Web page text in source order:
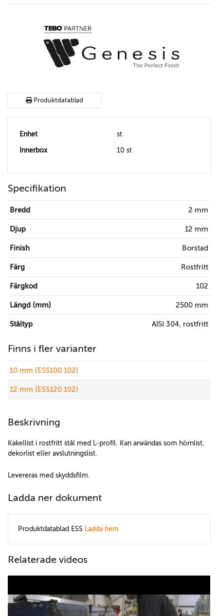
Produktdatablad
Enhet st
Innerbox 10 st
Specifikation
Bredd 2 mm
Djup 12 mm
Finish Borstad
Färg Rostfritt
Färgkod 102
Längd (mm) 2500 mm
Ståltyp AISI 304, rostfritt
Finns i fler varianter
10 mm (ESS100.102)
12 mm (ESS120.102)
Beskrivning
Kakellist i rostfritt stål med L-profil. Kan användas som hörnlist,
dekorlist eller avslutningslist.
Levereras med skyddsfilm.
Ladda ner dokument
Produktdatablad ESS Ladda hem
Relaterade videos